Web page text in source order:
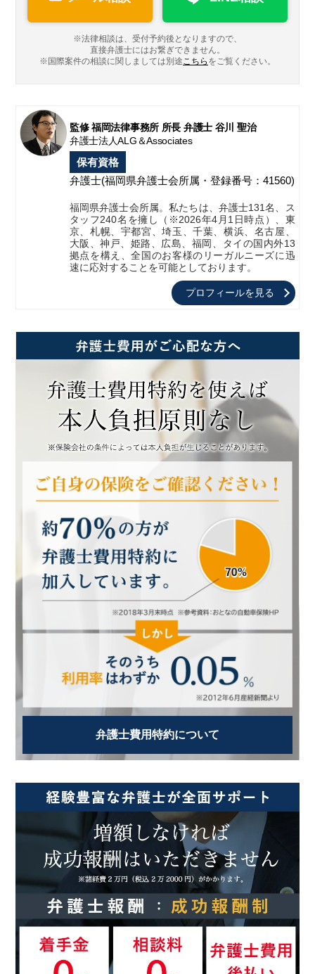
※法律相談は、受付予約後となりますので、
直接弁護士にはお繋ぎできません。
※国際案件の相談に関しましては別途こちら をご覧ください。
監修 福岡法律事務所 所長 弁護士 谷川 聖治
弁護士法人ALG＆Associates
保有資格
弁護士(福岡県弁護士会所属・登録番号：41560)
福岡県弁護士会所属。私たちは、弁護士131名、ス
タッフ240名を擁し（※2026年4月1日時点）、東
京、札幌、宇都宮、埼玉、千葉、横浜、名古屋、
大阪、神戸、姫路、広島、福岡、タイの国内外13
拠点を構え、全国のお客様のリーガルニーズに迅
速に応対することを可能としております。
プロフィールを見る
弁護士費用特約について